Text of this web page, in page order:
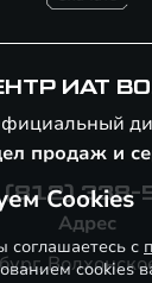
ИАТ
продаж и
(812) 338-
Адрес
Cookies
соглашаетесь с
cookies